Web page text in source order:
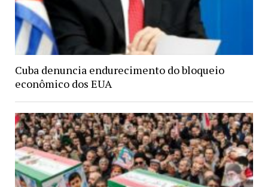
Cuba denuncia endurecimento do bloqueio
econômico dos EUA